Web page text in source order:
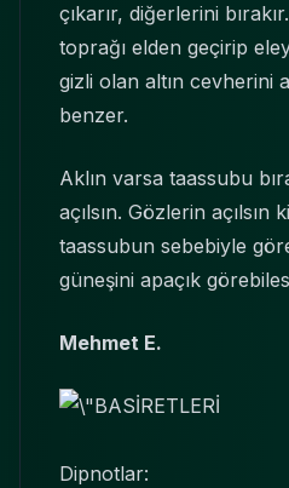
çıkarır, diğerlerini
toprağı elden geçirip
gizli olan altın cevherini
benzer.
Aklın varsa taassubu
açılsın. Gözlerin açılsın
taassubun sebebiyle
güneşini apaçık
Mehmet E.
Dipnotlar: